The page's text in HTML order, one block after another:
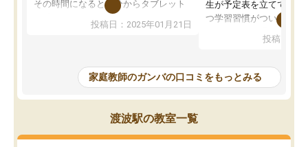
その時間になると自分からタブレット
を開いてzoomを繋げるようになりまし
た！5科目なんでもOKなのもとても気
めて1年ほどだった今では平均点以上の
科目が増えてきました！あと1年受験ま
であるので無料の週末教室を使用しな
がら頑張って欲しいと思います！
投稿日：2025年01月21日
生が予定表を立ててくれ
つ学習習慣がついてきま
指導が無い日も予定表
問できるのでとても助か
投稿日：
家庭教師のガンバの口コミをもっとみる
渡波駅の教室一覧